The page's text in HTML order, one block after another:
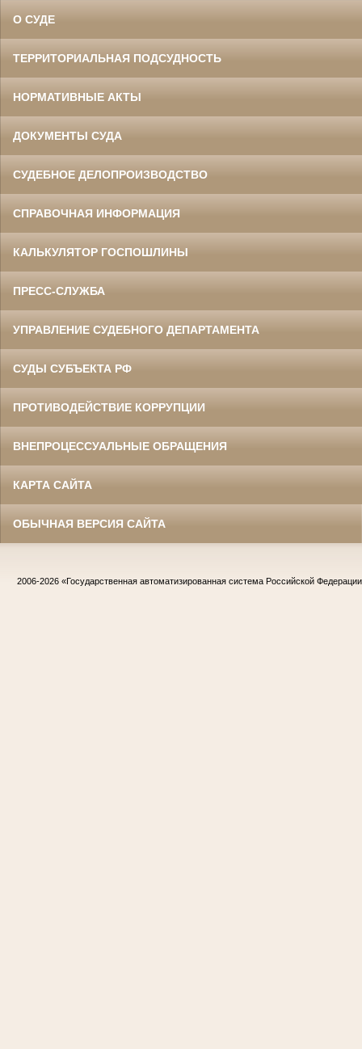
О СУДЕ
ТЕРРИТОРИАЛЬНАЯ ПОДСУДНОСТЬ
НОРМАТИВНЫЕ АКТЫ
ДОКУМЕНТЫ СУДА
СУДЕБНОЕ ДЕЛОПРОИЗВОДСТВО
СПРАВОЧНАЯ ИНФОРМАЦИЯ
КАЛЬКУЛЯТОР ГОСПОШЛИНЫ
ПРЕСС-СЛУЖБА
УПРАВЛЕНИЕ СУДЕБНОГО ДЕПАРТАМЕНТА
СУДЫ СУБЪЕКТА РФ
ПРОТИВОДЕЙСТВИЕ КОРРУПЦИИ
ВНЕПРОЦЕССУАЛЬНЫЕ ОБРАЩЕНИЯ
КАРТА САЙТА
ОБЫЧНАЯ ВЕРСИЯ САЙТА
2006-2026 «Государственная автоматизированная система Российской